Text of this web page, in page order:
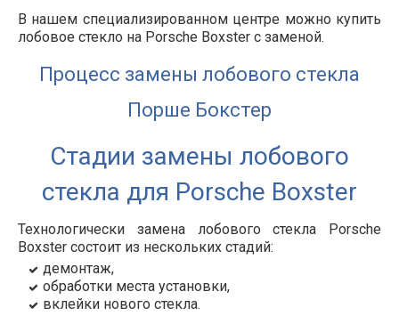
В нашем специализированном центре можно купить
лобовое стекло на Porsche Boxster с заменой.
Процесс замены лобового стекла
Порше Бокстер
Стадии замены лобового
стекла для Porsche Boxster
Технологически замена лобового стекла Porsche
Boxster состоит из нескольких стадий:
демонтаж,
обработки места установки,
вклейки нового стекла.